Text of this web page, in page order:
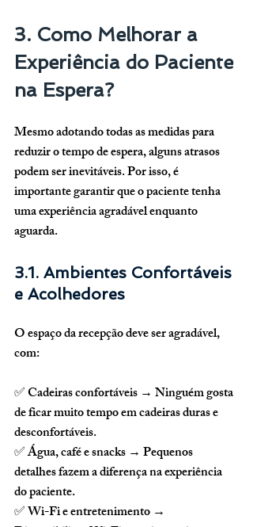
3. Como Melhorar a
Experiência do Paciente
na Espera?
Mesmo adotando todas as medidas para
reduzir o tempo de espera, alguns atrasos
podem ser inevitáveis. Por isso, é
importante garantir que o paciente tenha
uma experiência agradável enquanto
aguarda.
3.1. Ambientes Confortáveis
e Acolhedores
O espaço da recepção deve ser agradável,
com:
✅ Cadeiras confortáveis → Ninguém gosta
de ficar muito tempo em cadeiras duras e
desconfortáveis.
✅ Água, café e snacks → Pequenos
detalhes fazem a diferença na experiência
do paciente.
✅ Wi-Fi e entretenimento →